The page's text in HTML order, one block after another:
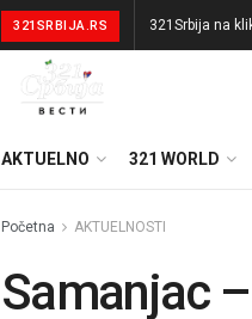
321SRBIJA.RS 321Srbija na
AKTUELNO 321 WORLD
Početna AKTUELNOSTI
Samanjac